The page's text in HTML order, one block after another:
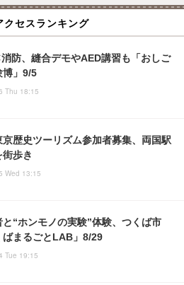
クセスランキング
防、縫合デモやAED講習も「おしご
博」9/5
Thu 18:15
京歴史ツーリズム参加者募集、両国駅
街歩き
Wed 13:15
と“ホンモノの実験”体験、つくば市
ばまるごとLAB」8/29
Tue 19:15